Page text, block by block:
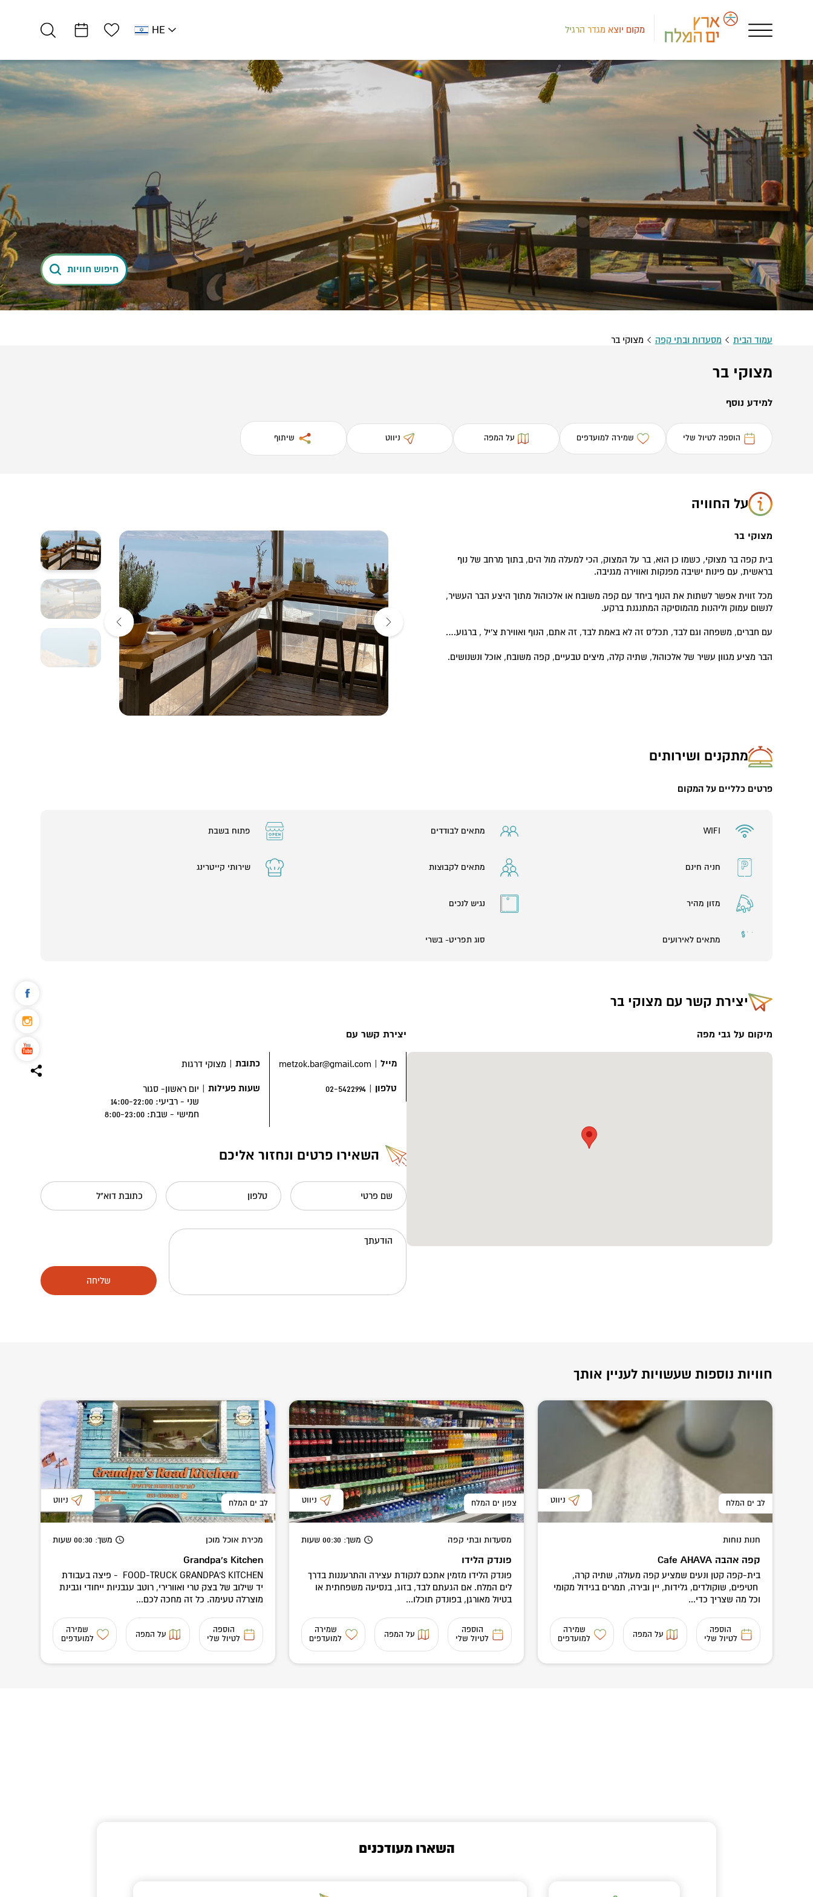
מקום יוצא מגדר הרגיל
HE
EN
רשימת מועדפים
חיפוש חוויות
עמוד הבית מסעדות ובתי קפה מצוקי בר
מצוקי בר
למידע נוסף
הוספה לטיול שלי שמירה למועדפים על המפה ניווט שיתוף
על החוויה
מצוקי בר
בית קפה בר מצוקי, כשמו כן הוא, בר על המצוק, הכי למעלה מול הים, בתוך מרחב של נוף
בראשית, עם פינות ישיבה מפנקות ואווירה מגניבה.
מכל זווית אפשר לשתות את הנוף ביחד עם קפה משובח או אלכוהול מתוך היצע הבר העשיר,
לנשום עמוק וליהנות מהמוסיקה המתנגנת ברקע.
עם חברים, משפחה וגם לבד, תכל'ס זה לא באמת לבד, זה אתם, הנוף ואווירת צ'יל , ברגוע….
הבר מציע מגוון עשיר של אלכוהול, שתיה קלה, מיצים טבעיים, קפה משובח, אוכל ונשנושים.
מתקנים ושירותים
פרטים כלליים על המקום
WIFI
חניה חינם
מזון מהיר
מתאים לאירועים
מתאים לבודדים
מתאים לקבוצות
נגיש לנכים
סוג תפריט- בשרי
פתוח בשבת
שירותי קייטרינג
יצירת קשר עם מצוקי בר
מיקום על גבי מפה יצירת קשר עם
מייל |
metzok.bar@gmail.com כתובת | מצוקי דרגות
טלפון |
02-5422994 שעות פעילות | יום ראשון- סגור
שני - רביעי: 14:00-22:00
חמישי - שבת: 8:00-23:00
השאירו פרטים ונחזור אליכם
שם פרטי טלפון כתובת דוא"ל
הודעתך
שליחה
חוויות נוספות שעשויות לעניין אותך
לב ים המלח ניווט
חנות נוחות
קפה אהבה Cafe AHAVA
בית-קפה קטן ונעים שמציע קפה מעולה, שתיה קרה,
חטיפים, שוקולדים, גלידות, יין ובירה, תמרים בגידול מקומי
וכל מה שצריך כדי...
הוספה
לטיול שלי
על המפה
שמירה
למועדפים
צפון ים המלח ניווט
מסעדות ובתי קפה משך: 00:30 שעות
פונדק הלידו
פונדק הלידו מזמין אתכם לנקודת עצירה והתרעננות בדרך
לים המלח. אם הגעתם לבד, בזוג, בנסיעה משפחתית או
בטיול מאורגן, בפונדק תוכלו...
הוספה
לטיול שלי
על המפה
שמירה
למועדפים
לב ים המלח ניווט
מכירת אוכל מוכן משך: 00:30 שעות
Grandpa's Kitchen
FOOD-TRUCK GRANDPA'S KITCHEN - פיצה בעבודת
יד שילוב של בצק טרי ואוורירי, רוטב עגבניות ייחודי וגבינת
מוצרלה טעימה. כל זה מחכה לכם...
הוספה
לטיול שלי
על המפה
שמירה
למועדפים
השארו מעודכנים
דרום ים המלח